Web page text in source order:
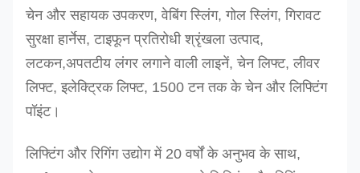
चेन और सहायक उपकरण, वेबिंग स्लिंग, गोल स्लिंग, गिरावट
सुरक्षा हार्नेस, टाइफून प्रतिरोधी श्रृंखला उत्पाद,
लटकन,अपतटीय लंगर लगाने वाली लाइनें, चेन लिफ्ट, लीवर
लिफ्ट, इलेक्ट्रिक लिफ्ट, 1500 टन तक के चेन और लिफ्टिंग
पॉइंट।
लिफ्टिंग और रिगिंग उद्योग में 20 वर्षों के अनुभव के साथ,